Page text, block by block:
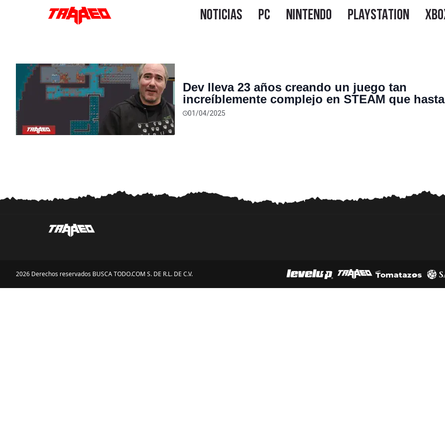
Dev lleva 23 años creando un juego tan
increíblemente complejo en STEAM que
mismo le teme a sus limites
01/04/2025
2026 Derechos reservados BUSCA TODO.COM S. DE R.L. DE C.V.